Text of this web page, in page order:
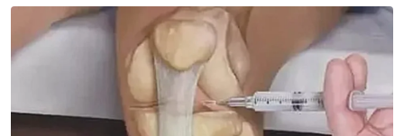
‘bunuh’ badminton?
Pojok
Tragedi si Rocky: Antara belas
ihsan dan keselamatan awam